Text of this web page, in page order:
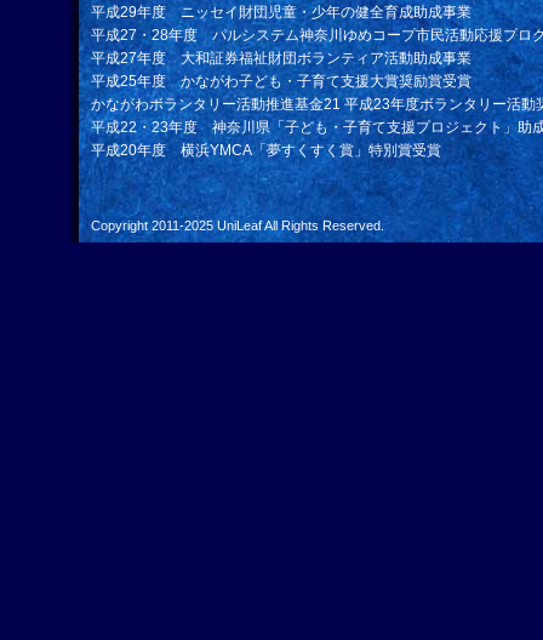
平成29年度 ニッセイ財団児童・少年の健全育成助成事業
平成27・28年度 パルシステム神奈川ゆめコープ市民活動応援プロ
平成27年度 大和証券福祉財団ボランティア活動助成事業
平成25年度 かながわ子ども・子育て支援大賞奨励賞受賞
かながわボランタリー活動推進基金21 平成23年度ボランタリー活動
平成22・23年度 神奈川県「子ども・子育て支援プロジェクト」助
平成20年度 横浜YMCA「夢すくすく賞」特別賞受賞
Copyright 2011-2025 UniLeafAll Rights Reserved.